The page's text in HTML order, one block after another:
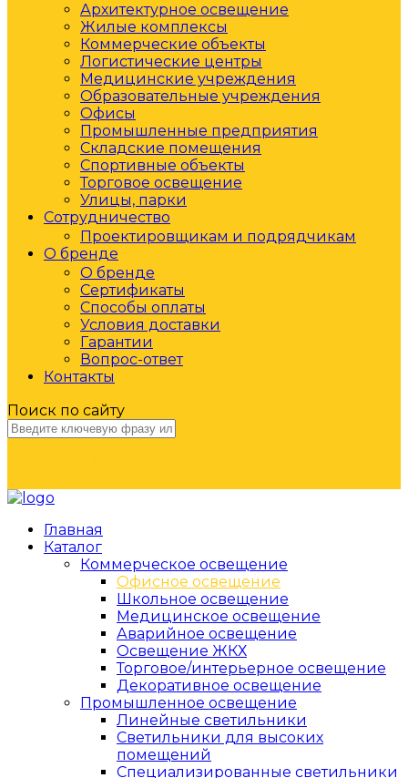
Архитектурное освещение
Жилые комплексы
Коммерческие объекты
Логистические центры
Медицинские учреждения
Образовательные учреждения
Офисы
Промышленные предприятия
Складские помещения
Спортивные объекты
Торговое освещение
Улицы, парки
Сотрудничество
Проектировщикам и подрядчикам
О бренде
О бренде
Сертификаты
Способы оплаты
Условия доставки
Гарантии
Вопрос-ответ
Контакты
Поиск по сайту
Главная
Каталог
Коммерческое освещение
Офисное освещение
Школьное освещение
Медицинское освещение
Аварийное освещение
Освещение ЖКХ
Торговое/интерьерное освещение
Декоративное освещение
Промышленное освещение
Линейные светильники
Светильники для высоких
помещений
Специализированные светильники